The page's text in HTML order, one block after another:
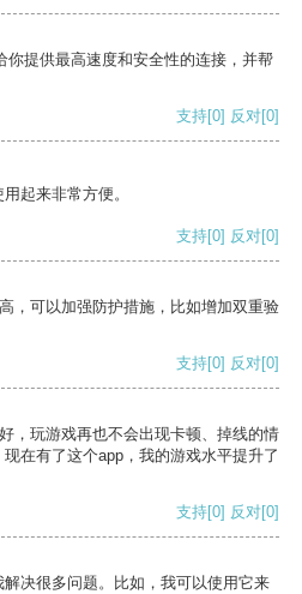
提供最高速度和安全性的连接，并帮
支持[0] 反对[0]
起来非常方便。
支持[0] 反对[0]
，可以加强防护措施，比如增加双重验
支持[0] 反对[0]
，玩游戏再也不会出现卡顿、掉线的情
在有了这个app，我的游戏水平提升了
支持[0] 反对[0]
决很多问题。比如，我可以使用它来